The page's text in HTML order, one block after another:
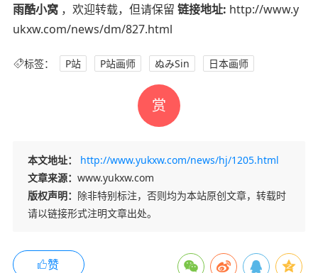
雨酷小窝 ，欢迎转载，但请保留 链接地址: http://www.y
ukxw.com/news/dm/827.html
标签： P站 P站画师 ぬみSin 日本画师
赏
本文地址：
http://www.yukxw.com/news/hj/1205.html
文章来源： www.yukxw.com
版权声明： 除非特别标注，否则均为本站原创文章，转载时
请以链接形式注明文章出处。
赞